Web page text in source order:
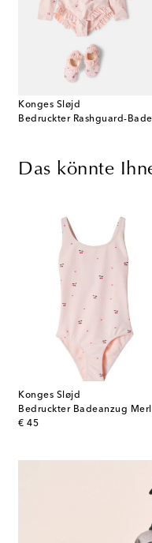
Konges Sløjd
Das könnte
Konges Sløjd
Bedruckter Badeanzug
€ 45
original price